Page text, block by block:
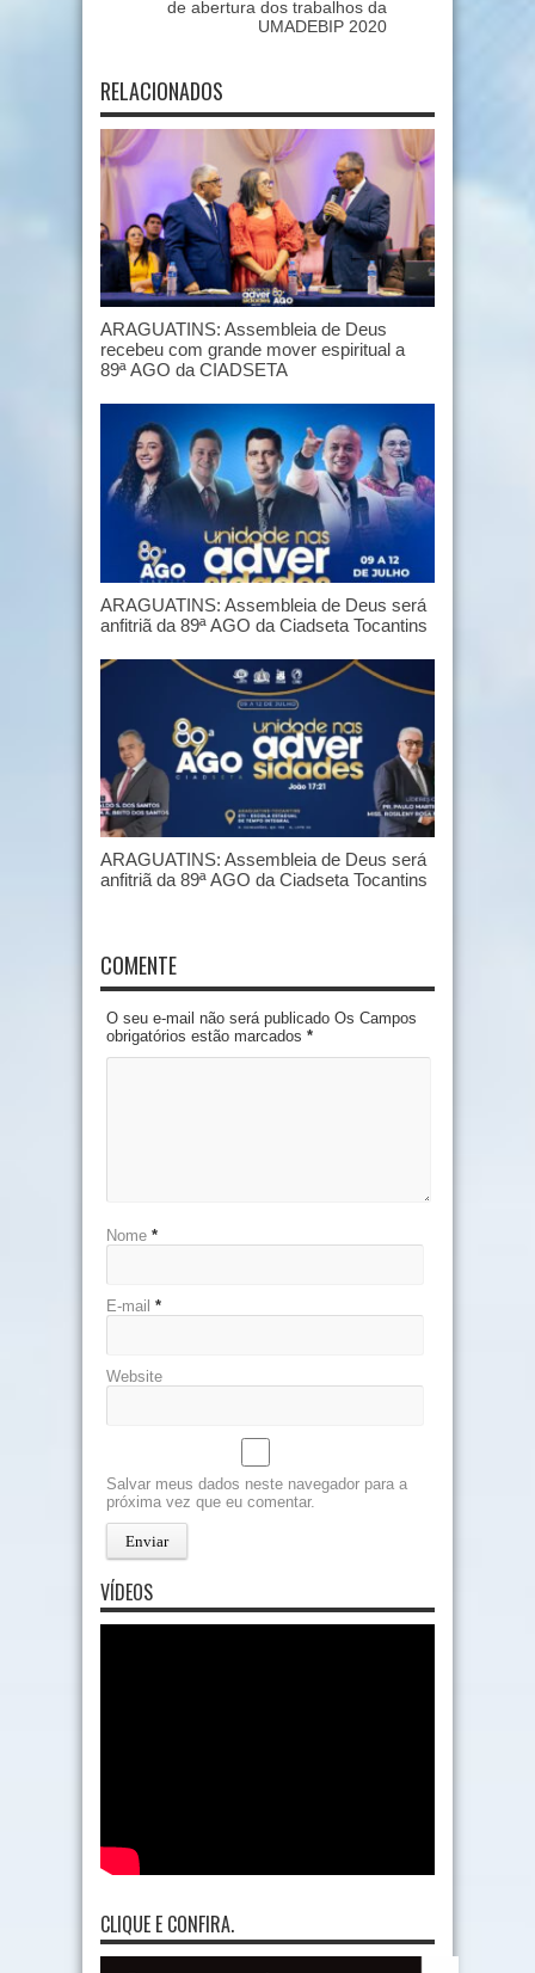
de abertura dos trabalhos da
UMADEBIP 2020
RELACIONADOS
ARAGUATINS: Assembleia de Deus
recebeu com grande mover espiritual a
89ª AGO da CIADSETA
ARAGUATINS: Assembleia de Deus será
anfitriã da 89ª AGO da Ciadseta Tocantins
ARAGUATINS: Assembleia de Deus será
anfitriã da 89ª AGO da Ciadseta Tocantins
COMENTE
O seu e-mail não será publicado Os Campos
obrigatórios estão marcados *
Nome *
E-mail *
Website
Salvar meus dados neste navegador para a
próxima vez que eu comentar.
VÍDEOS
CLIQUE E CONFIRA.